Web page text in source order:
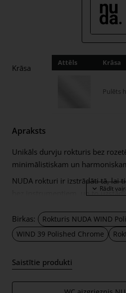
Krāsa
Attēls Krāsa
Pulēts
Apraksts
Unikāls durvju rokturis bez
minimālistiskam un
NUDA rokturi ir izstrādāti tā, lai
bez instrumentiem, un to
video.
Lai uzstādītu rokturi durvīs, ir
Ø25mm atvere, bet šajā
Ø30mm diametra apdares
Komplektā ietilpst:
Birkas:
Rokturis NUDA WIND
WIND 39 Polished Chrome
Saistītie produkti